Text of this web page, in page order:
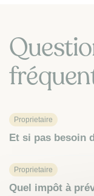
Proprietaire
Et si pas besoin
Proprietaire
Quel impôt à